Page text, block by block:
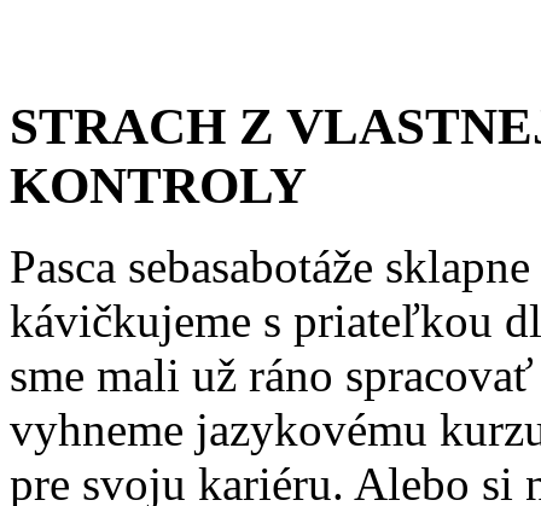
STRACH Z
KONTROLY
Pasca sebasabotáže
kávičkujeme s priateľkou
sme mali už ráno
vyhneme jazykovému
pre svoju kariéru. Alebo si